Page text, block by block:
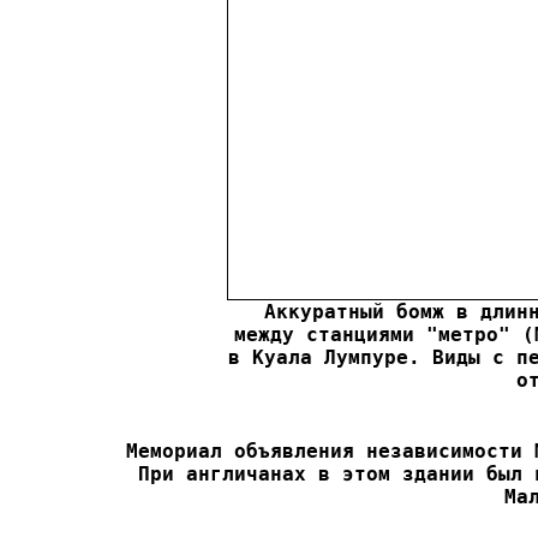
Аккуратный бомж в
между станциями "метро"
в Куала Лумпуре. Виды с
Мемориал объявления
При англичанах в этом здании